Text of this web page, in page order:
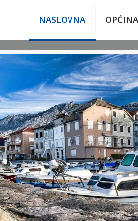
NASLOVNA OPĆINA